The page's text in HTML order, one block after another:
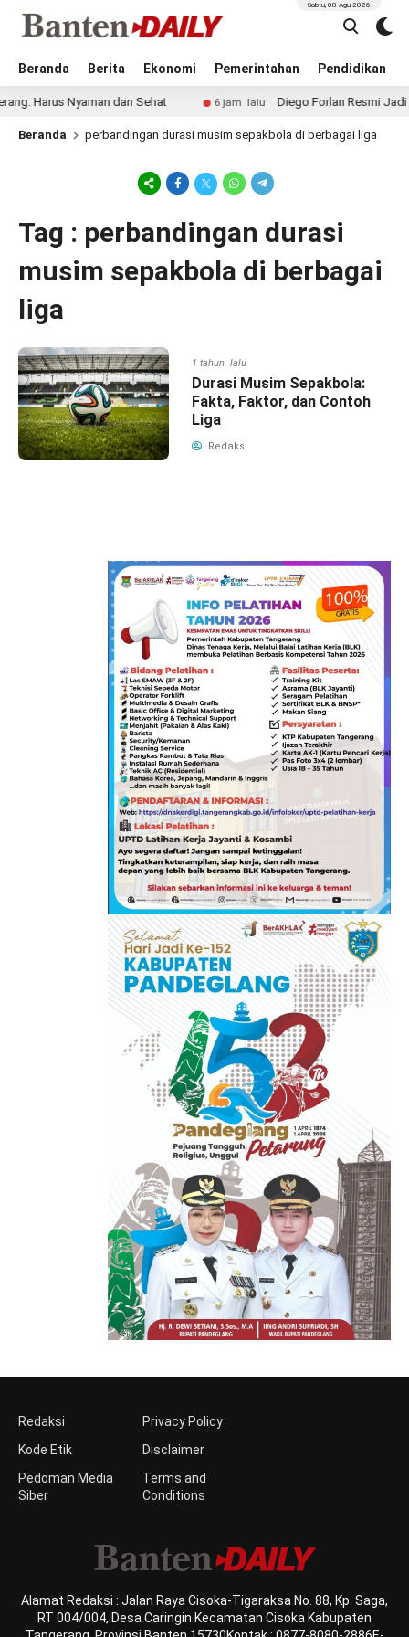
Beranda Berita Ekonomi Pemerintahan Pendidikan
Sabtu, 08 Agu 2026
Harus Nyaman dan Sehat 6 jam lalu Diego Forlan Resmi Jadi
Beranda perbandingan durasi musim sepakbola di berbagai liga
Tag : perbandingan durasi
musim sepakbola di berbagai
liga
1 tahun lalu
Durasi Musim Sepakbola:
Fakta, Faktor, dan Contoh
Liga
Redaksi
Redaksi
Kode Etik
Pedoman Media
Siber
Privacy Policy
Disclaimer
Terms and
Conditions
Alamat Redaksi : Jalan Raya Cisoka-Tigaraksa No. 88, Kp. Saga,
RT 004/004, Desa Caringin Kecamatan Cisoka Kabupaten